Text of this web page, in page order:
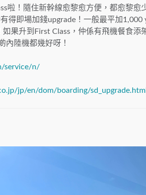
啦！隨住新幹線愈黎愈方便，都愈黎愈
得即場加錢upgrade ！一般最平加1,000
如果升到 First Class ，仲係有飛機餐食添
內陸機都幾好呀！
service/n/
jp/en/dom/boarding/